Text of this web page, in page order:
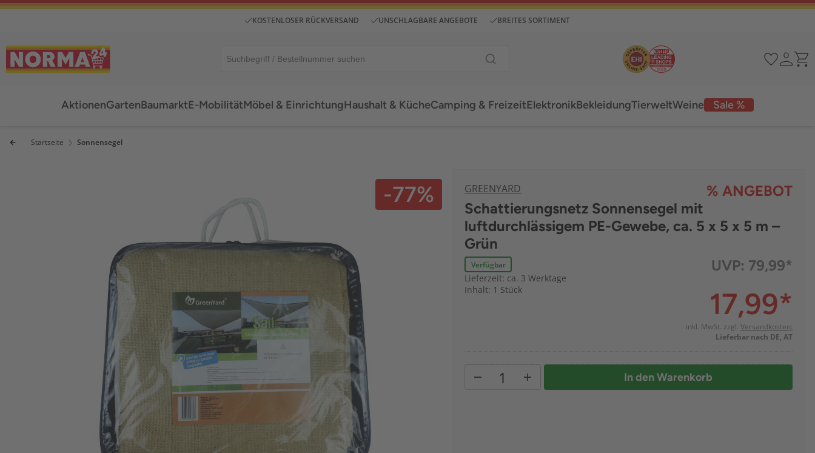
KOSTENLOSER RÜCKVERSAND UNSCHLAGBARE ANGEBOTE BREITES SORTIMENT
AktionenGartenBaumarktE-MobilitätMöbel & EinrichtungHaushalt & KücheCamping & Freizeit Sale %
ElektronikBekleidungTierweltWeine
Startseite Sonnensegel
-77% GREENYARD
% ANGEBOT
Schattierungsnetz Sonnensegel mit
luftdurchlässigem PE-Gewebe, ca. 5 x 5 x 5 m –
Grün
Verfügbar
Lieferzeit: ca. 3 Werktage
Inhalt: 1 Stück
UVP: 79,99*
17,99*
inkl. MwSt. zzgl. Versandkosten:
Lieferbar nach DE, AT
In den Warenkorb